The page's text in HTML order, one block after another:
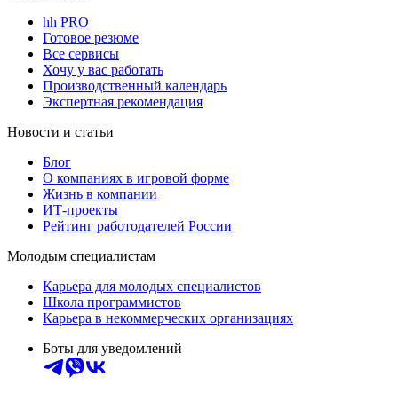
hh PRO
Готовое резюме
Все сервисы
Хочу у вас работать
Производственный календарь
Экспертная рекомендация
Новости и статьи
Блог
О компаниях в игровой форме
Жизнь в компании
ИТ-проекты
Рейтинг работодателей России
Молодым специалистам
Карьера для молодых специалистов
Школа программистов
Карьера в некоммерческих организациях
Боты для уведомлений